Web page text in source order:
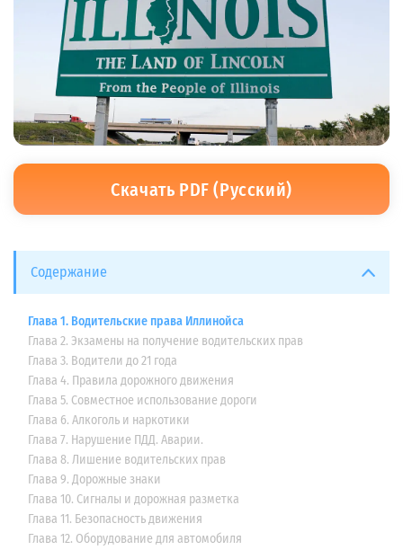
Скачать PDF (Русский)
Содержание
Глава 1. Водительские права Иллинойса
Глава 2. Экзамены на получение водительских прав
Глава 3. Водители до 21 года
Глава 4. Правила дорожного движения
Глава 5. Совместное использование дороги
Глава 6. Алкоголь и наркотики
Глава 7. Нарушение ПДД. Аварии.
Глава 8. Лишение водительских прав
Глава 9. Дорожные знаки
Глава 10. Сигналы и дорожная разметка
Глава 11. Безопасность движения
Глава 12. Оборудование для автомобиля